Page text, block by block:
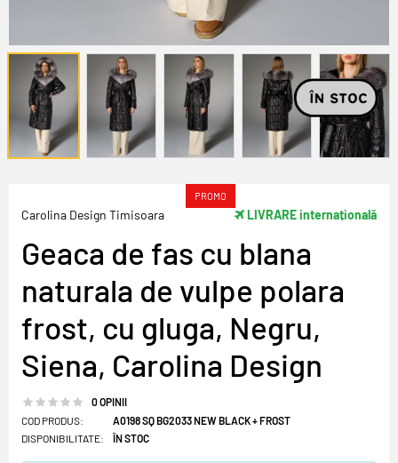
Carolina Design Timisoara
PROMO
LIVRARE internațională
Geaca de fas cu blana
naturala de vulpe polara
frost, cu gluga, Negru,
Siena, Carolina Design
0 OPINII
COD PRODUS:
DISPONIBILITATE:
A0198 SQ BG2033 NEW BLACK + FROST
ÎN STOC